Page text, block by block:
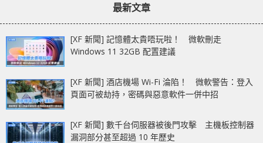
最新文章
[XF 新聞] 記憶體太貴唔玩啦！ 微軟刪走
Windows 11 32GB 配置建議
[XF 新聞] 酒店機場 Wi-Fi 淪陷！ 微軟警告：登入
頁面可被劫持，密碼與惡意軟件一併中招
[XF 新聞] 數千台伺服器被後門攻擊 主機板控制器
漏洞部分甚至超過 10 年歷史